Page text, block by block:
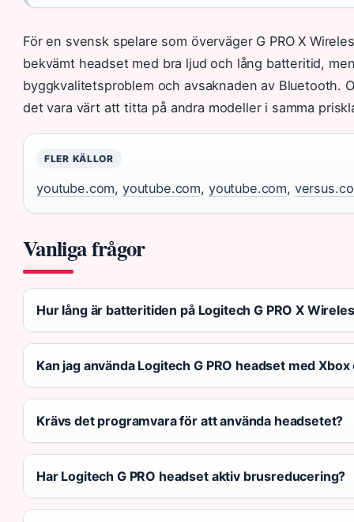
För en svensk spelare som överväger G PRO X
bekvämt headset med bra ljud och lång batteritid,
byggkvalitetsproblem och avsaknaden av Bluetooth.
det vara värt att titta på andra modeller i samma
FLER KÄLLOR
youtube.com, youtube.com, youtube.com,
Vanliga frågor
Hur lång är batteritiden på Logitech G PRO X
Kan jag använda Logitech G PRO headset med
Krävs det programvara för att använda headsetet?
Har Logitech G PRO headset aktiv brusreducering?